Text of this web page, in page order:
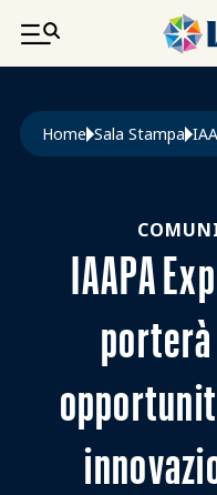
SALTA AL
Briciole di
Home Sala Stampa
IAAPA